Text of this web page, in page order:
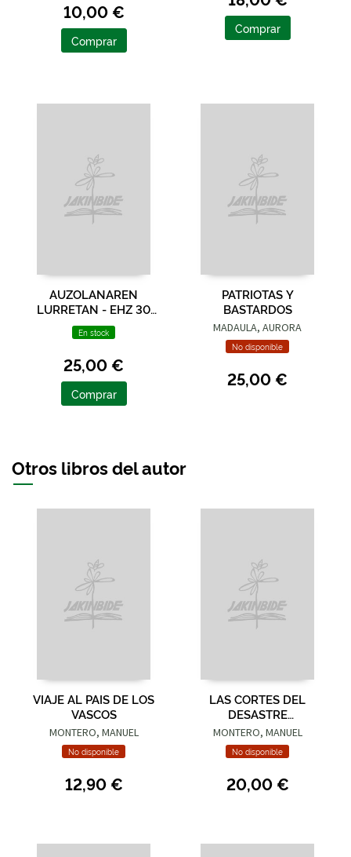
10,00 €
Comprar
Comprar
AUZOLANAREN
LURRETAN - EHZ 30
URTEZ ZUZENEAN!
En stock
25,00 €
Comprar
PATRIOTAS Y
BASTARDOS
MADAULA, AURORA
No disponible
25,00 €
Otros libros del autor
VIAJE AL PAIS DE LOS
VASCOS
MONTERO, MANUEL
No disponible
12,90 €
LAS CORTES DEL
DESASTRE
IMPRESIONES
PARLAMENTARIAS
MONTERO, MANUEL
No disponible
20,00 €